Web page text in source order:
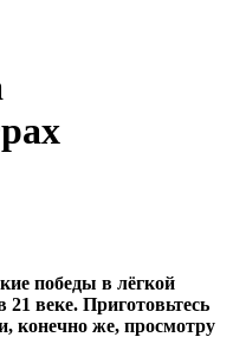
победы в лёгкой
веке. Приготовьтесь
конечно же, просмотру